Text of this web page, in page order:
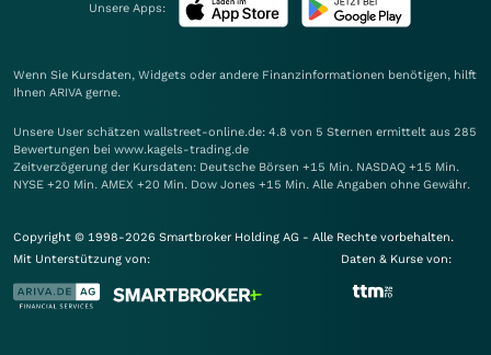
Unsere Apps:
Wenn Sie Kursdaten, Widgets oder andere Finanzinformationen benötigen, hilft
Ihnen ARIVA gerne.
Unsere User schätzen wallstreet-online.de: 4.8 von 5 Sternen ermittelt aus 285
Bewertungen bei www.kagels-trading.de
Zeitverzögerung der Kursdaten: Deutsche Börsen +15 Min. NASDAQ +15 Min.
NYSE +20 Min. AMEX +20 Min. Dow Jones +15 Min. Alle Angaben ohne Gewähr.
Copyright © 1998-2026 Smartbroker Holding AG - Alle Rechte vorbehalten.
Mit Unterstützung von:
Daten & Kurse von: